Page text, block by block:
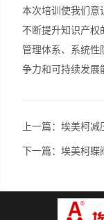
本次培训使我们意
不断提升知识产权
管理体系、系统性
争力和可持续发展
上一篇：埃美柯减
下一篇：埃美柯蝶